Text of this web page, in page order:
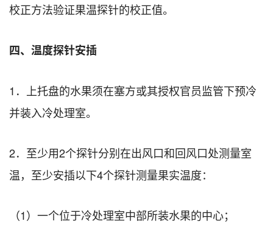
校正方法验证果温探针的校正值。
四、温度探针安插
1．上托盘的水果须在塞方或其授权官员监管下预冷
并装入冷处理室。
2．至少用2个探针分别在出风口和回风口处测量室
温，至少安插以下4个探针测量果实温度：
（1）一个位于冷处理室中部所装水果的中心；